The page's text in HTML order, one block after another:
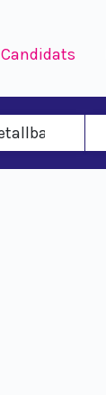
Candidats